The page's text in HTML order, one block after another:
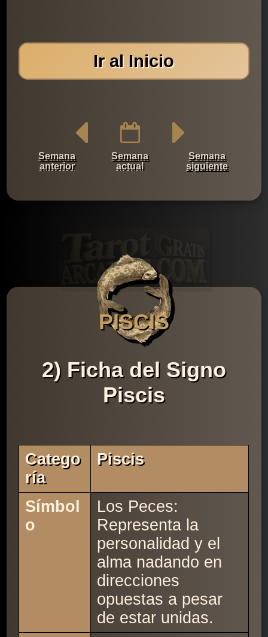
Ir al Inicio
Semana
anterior
Semana
actual
Semana
siguiente
PISCIS
2) Ficha del Signo
Piscis
Catego
Ría
Piscis
Símbol
o
Los Peces:
Representa la
personalidad y el
alma nadando en
direcciones
opuestas a pesar
de estar unidas.